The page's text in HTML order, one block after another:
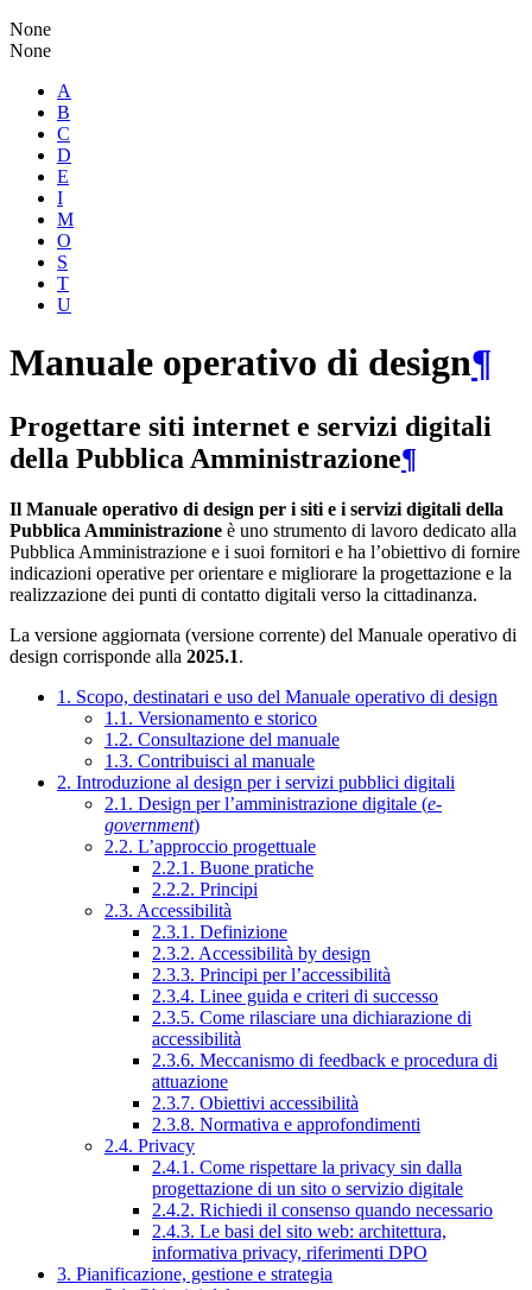
None
None
A
B
C
D
E
I
M
O
S
T
U
Manuale operativo di design¶
Progettare siti internet e servizi digitali
della Pubblica Amministrazione¶
Il Manuale operativo di design per i siti e i servizi digitali della
Pubblica Amministrazione è uno strumento di lavoro dedicato alla
Pubblica Amministrazione e i suoi fornitori e ha l’obiettivo di fornire
indicazioni operative per orientare e migliorare la progettazione e la
realizzazione dei punti di contatto digitali verso la cittadinanza.
La versione aggiornata (versione corrente) del Manuale operativo di
design corrisponde alla 2025.1.
1. Scopo, destinatari e uso del Manuale operativo di design
1.1. Versionamento e storico
1.2. Consultazione del manuale
1.3. Contribuisci al manuale
2. Introduzione al design per i servizi pubblici digitali
2.1. Design per l’amministrazione digitale (e-
government)
2.2. L’approccio progettuale
2.2.1. Buone pratiche
2.2.2. Principi
2.3. Accessibilità
2.3.1. Definizione
2.3.2. Accessibilità by design
2.3.3. Principi per l’accessibilità
2.3.4. Linee guida e criteri di successo
2.3.5. Come rilasciare una dichiarazione di
accessibilità
2.3.6. Meccanismo di feedback e procedura di
attuazione
2.3.7. Obiettivi accessibilità
2.3.8. Normativa e approfondimenti
2.4. Privacy
2.4.1. Come rispettare la privacy sin dalla
progettazione di un sito o servizio digitale
2.4.2. Richiedi il consenso quando necessario
2.4.3. Le basi del sito web: architettura,
informativa privacy, riferimenti DPO
3. Pianificazione, gestione e strategia